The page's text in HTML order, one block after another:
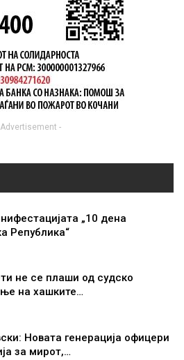
-
„10 дена
Република“
не се плаши од судско
на хашките…
Новата генерација офицери
за мирот,…